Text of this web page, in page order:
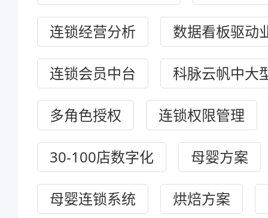
连锁经营分析 数据看板驱动
连锁会员中台 科脉云帆中大
多角色授权 连锁权限管理
30-100店数字化 母婴方案
母婴连锁系统 烘焙方案